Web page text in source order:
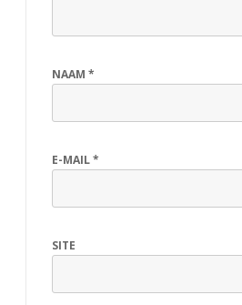
NAAM *
E-MAIL*
SITE